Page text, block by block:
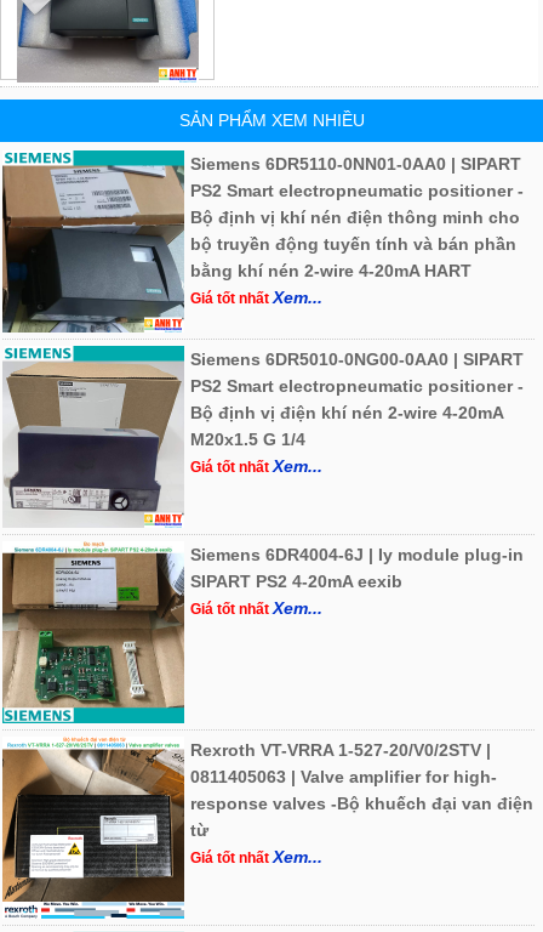
SẢN PHẨM XEM NHIỀU
Siemens 6DR5110-0NN01-0AA0 | SIPART
PS2 Smart electropneumatic positioner -
Bộ định vị khí nén điện thông minh cho
bộ truyền động tuyến tính và bán phần
bằng khí nén 2-wire 4-20mA HART
Giá tốt nhấtXem...
Siemens 6DR5010-0NG00-0AA0 | SIPART
PS2 Smart electropneumatic positioner -
Bộ định vị điện khí nén 2-wire 4-20mA
M20x1.5 G 1/4
Giá tốt nhấtXem...
Siemens 6DR4004-6J | Iy module plug-in
SIPART PS2 4-20mA eexib
Giá tốt nhấtXem...
Rexroth VT-VRRA 1-527-20/V0/2STV |
0811405063 | Valve amplifier for high-
response valves -Bộ khuếch đại van điện
từ
Giá tốt nhấtXem...